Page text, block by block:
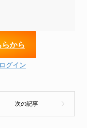
から
ログイン